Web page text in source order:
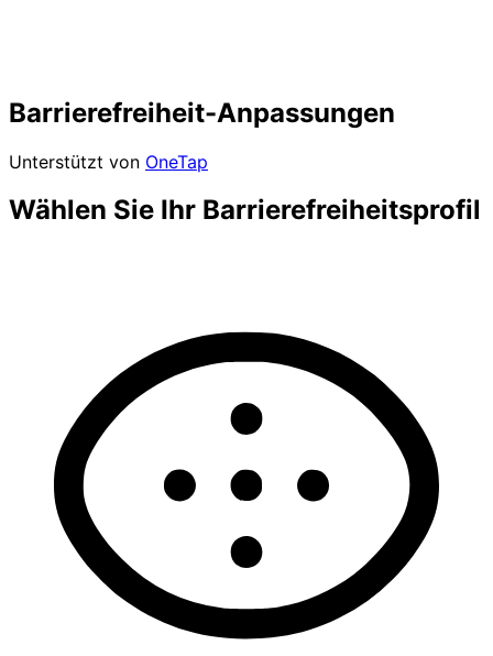
Barrierefreiheit-Anpassungen
Unterstützt von OneTap
Wählen Sie Ihr Barrierefreiheitsprofil